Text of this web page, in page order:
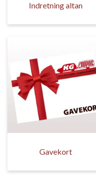
Indretning altan
Gavekort